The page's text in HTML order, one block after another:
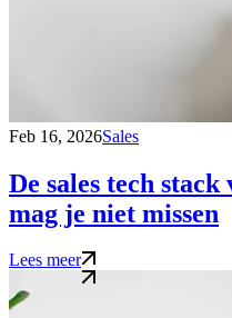
Feb 16, 2026Sales
De sales tech
mag je niet missen
Lees meer